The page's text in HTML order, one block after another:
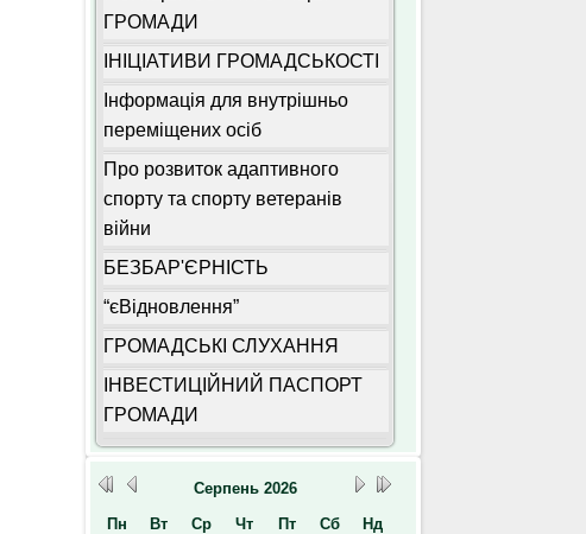
ГРОМАДИ
ІНІЦІАТИВИ ГРОМАДСЬКОСТІ
Інформація для внутрішньо
переміщених осіб
Про розвиток адаптивного
спорту та спорту ветеранів
війни
БЕЗБАР'ЄРНІСТЬ
“єВідновлення”
ГРОМАДСЬКІ СЛУХАННЯ
ІНВЕСТИЦІЙНИЙ ПАСПОРТ
ГРОМАДИ
Серпень 2026
Пн
Вт Ср Чт Пт Сб
Нд